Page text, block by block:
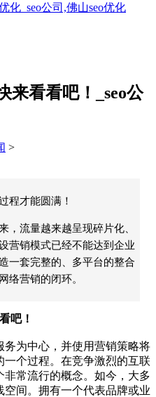
化_seo公司,佛山seo优化
来看看吧！_seo公
>
程才能圆满！
，流量越来越呈现碎片化、
营销模式已经不能达到企业
一套完整的、多平台的整合
络营销的闭环。
吧！
务为中心，并使用营销策略将
个过程。在竞争激烈的互联
非常流行的概念。如今，大多
间。拥有一个代表品牌或业